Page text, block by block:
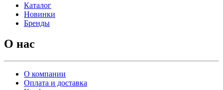
Каталог
Новинки
Бренды
О нас
О компании
Оплата и доставка